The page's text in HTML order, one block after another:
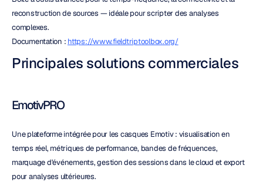
reconstruction de sources — idéale pour scripter des analyses
complexes.
Documentation : https://www.fieldtriptoolbox.org/
Principales solutions commerciales
EmotivPRO
Une plateforme intégrée pour les casques Emotiv : visualisation en
temps réel, métriques de performance, bandes de fréquences,
marquage d'événements, gestion des sessions dans le cloud et export
pour analyses ultérieures.